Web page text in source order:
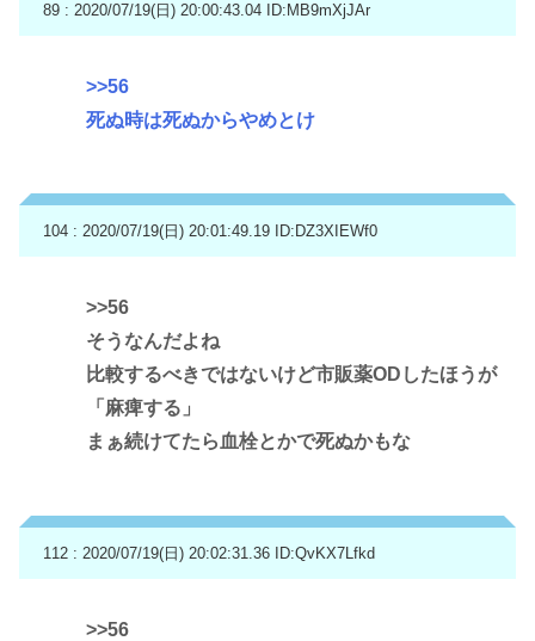
89 : 2020/07/19(日) 20:00:43.04 ID:MB9mXjJAr
>>56
死ぬ時は死ぬからやめとけ
104 : 2020/07/19(日) 20:01:49.19 ID:DZ3XIEWf0
>>56
そうなんだよね
比較するべきではないけど市販薬ODしたほうが
「麻痺する」
まぁ続けてたら血栓とかで死ぬかもな
112 : 2020/07/19(日) 20:02:31.36 ID:QvKX7Lfkd
>>56